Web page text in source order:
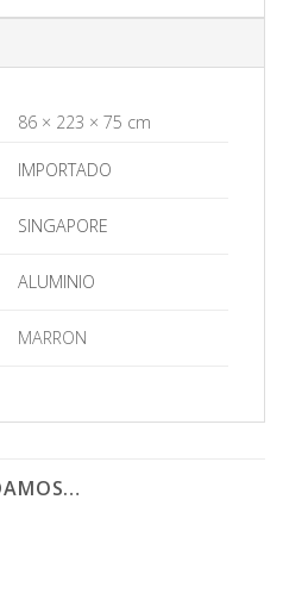
86 × 223 × 75 cm
IMPORTADO
SINGAPORE
ALUMINIO
MARRON